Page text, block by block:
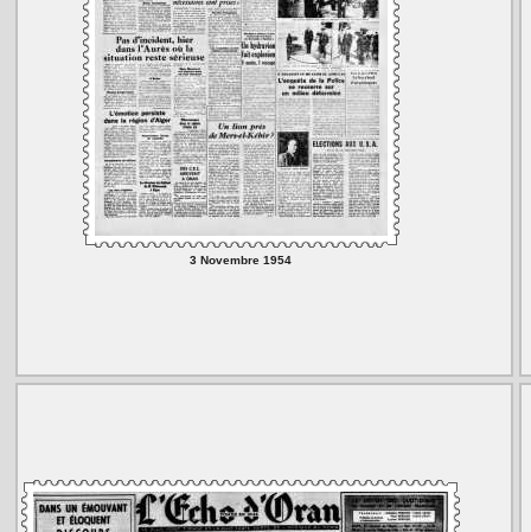
3 Novembre 1954